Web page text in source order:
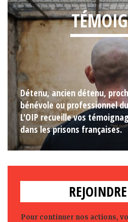
Détenu, ancien détenu,
bénévole ou professionnel
L'OIP recueille vos
dans les prisons françaises.
Pour continuer nos actions,